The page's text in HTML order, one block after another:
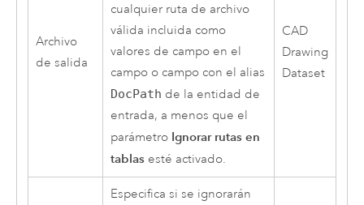
Archivo
de salida
cualquier ruta de archivo
válida incluida como
valores de campo en el
campo o campo con el alias
DocPath de la entidad de
entrada, a menos que el
parámetro Ignorar rutas en
tablas esté activado.
CAD
Drawing
Dataset
Especifica si se ignorarán